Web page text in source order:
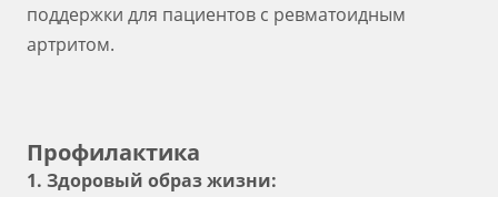
поддержки для пациентов с ревматоидным
артритом.
Профилактика
1. Здоровый образ жизни: